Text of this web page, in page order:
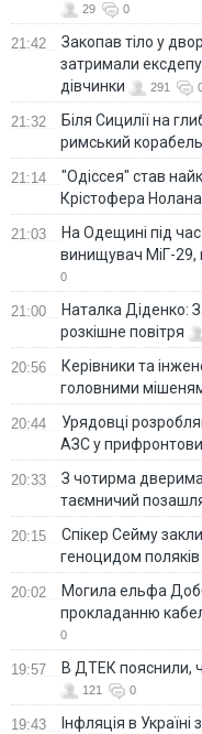
29 0
21:42
Закопав тіло у
затримали
дівчинки
291
21:32
Біля Сицилії на
римський корабель
21:14
"Одіссея" став
Крістофера Нолана
21:03
На Одещині під
винищувач МіГ-29,
0
21:00
Наталка Діденко:
розкішне повітря
20:56
Керівники та
головними
20:44
Урядовці
АЗС у
20:33
З чотирма
таємничий
20:15
Спікер Сейму
геноцидом поляків
20:02
Могила ельфа
прокладанню
0
19:57 В ДТЕК пояснили,
121 0
19:43 Інфляція в